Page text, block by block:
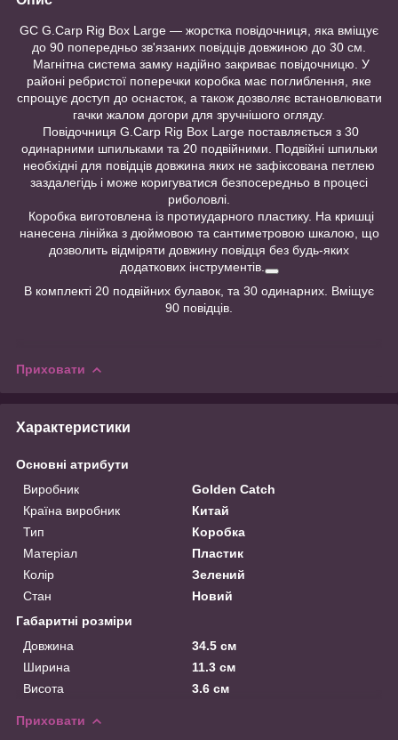
GC G.Carp Rig Box Large — жорстка повідочниця, яка вміщує
до 90 попередньо зв'язаних повідців довжиною до 30 см.
Магнітна система замку надійно закриває повідочницю. У
районі ребристої поперечки коробка має поглиблення, яке
спрощує доступ до оснасток, а також дозволяє встановлювати
гачки жалом догори для зручнішого огляду.
Повідочниця G.Carp Rig Box Large поставляється з 30
одинарними шпильками та 20 подвійними. Подвійні шпильки
необхідні для повідців довжина яких не зафіксована петлею
заздалегідь і може коригуватися безпосередньо в процесі
риболовлі.
Коробка виготовлена із протиударного пластику. На кришці
нанесена лінійка з дюймовою та сантиметровою шкалою, що
дозволить відміряти довжину повідця без будь-яких
додаткових інструментів.
В комплекті 20 подвійних булавок, та 30 одинарних. Вміщує
90 повідців.
Приховати
Характеристики
Основні атрибути
Виробник
Golden Catch
Країна виробник
Китай
Тип
Коробка
Матеріал
Пластик
Колір
Зелений
Стан
Новий
Габаритні розміри
Довжина
34.5 см
Ширина
11.3 см
Висота
3.6 см
Приховати